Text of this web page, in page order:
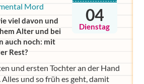
Dienstag
04
Mord
viel davon und
Alter und bei
auch noch: mit
Rest?
und ersten Tochter an der Hand
Alles und so früh es geht, damit